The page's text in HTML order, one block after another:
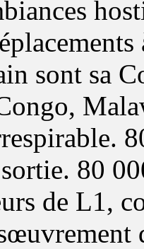
sont sa
80
de L1,